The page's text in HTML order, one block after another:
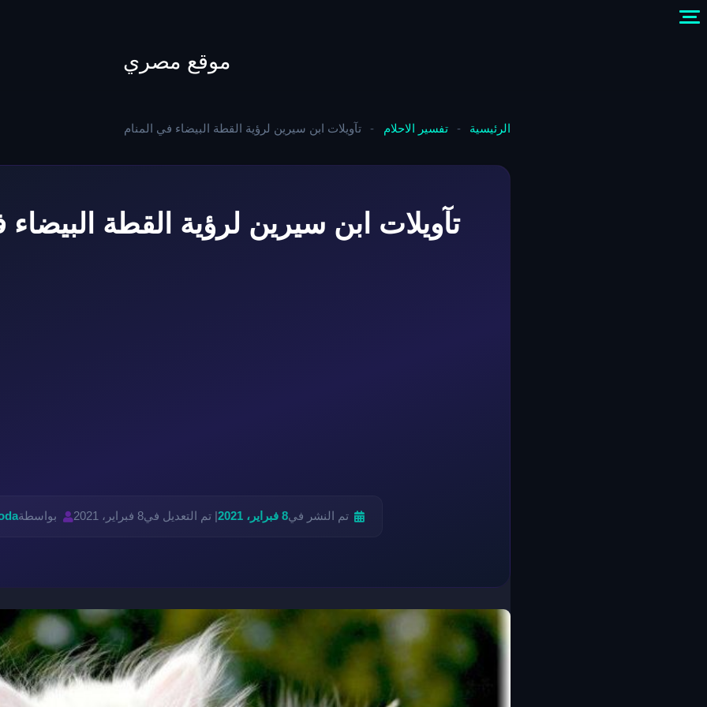
موقع مصري
الرئيسية - تفسير الاحلام - تآويلات ابن سيرين لرؤية القطة البيضاء في المنام
تآويلات ابن سيرين لرؤية القطة البيضاء
تم النشر في8 فبراير، 2021 | تم التعديل في8 فبراير، 2021 بواسطة